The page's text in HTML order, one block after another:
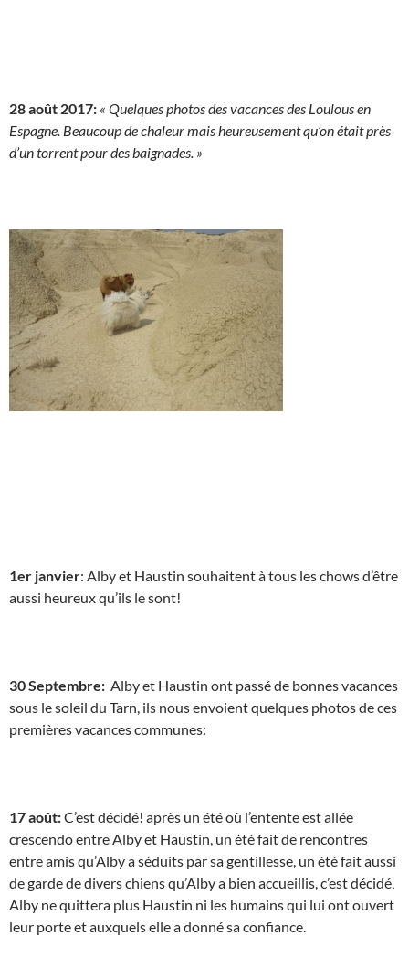
28 août 2017: « Quelques photos des vacances des Loulous en
Espagne. Beaucoup de chaleur mais heureusement qu’on était près
d’un torrent pour des baignades. »
1er janvier: Alby et Haustin souhaitent à tous les chows d’être
aussi heureux qu’ils le sont!
30 Septembre: Alby et Haustin ont passé de bonnes vacances
sous le soleil du Tarn, ils nous envoient quelques photos de ces
premières vacances communes:
17 août:C’est décidé! après un été où l’entente est allée
crescendo entre Alby et Haustin, un été fait de rencontres
entre amis qu’Alby a séduits par sa gentillesse, un été fait aussi
de garde de divers chiens qu’Alby a bien accueillis, c’est décidé,
Alby ne quittera plus Haustin ni les humains qui lui ont ouvert
leur porte et auxquels elle a donné sa confiance.